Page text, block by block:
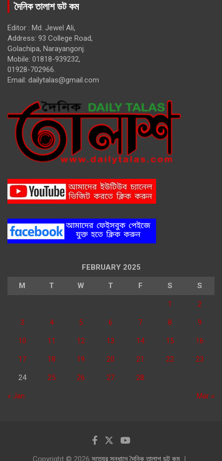
দৈনিক তালাশ ডট কম
Editor : Md. Jewel Ali,
Address: 93 College Road,
Golachipa, Narayangonj.
Mobile: 01818-939232,
01928-702966.
Email: dailytalas@gmail.com
FEBRUARY 2025
M T W T F S S
1 2
3 4 5 6 7 8 9
10 11 12 13 14 15 16
17 18 19 20 21 22 23
24 25 26 27 28
« Jan Mar »